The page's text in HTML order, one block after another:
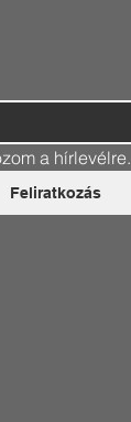
a hírlevélre.
Feliratkozás